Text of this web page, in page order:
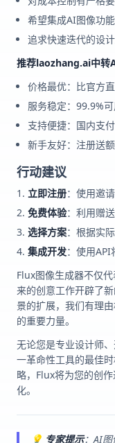
希望集成AI图像功
追求快速迭代的设
推荐laozhang.ai中转
价格最优：比官方
服务稳定：99.9%
支持便捷：国内支
新手友好：注册送
行动建议
立即注册：使用邀
免费体验：利用赠
选择方案：根据实
集成开发：使用
Flux图像生成器不仅
来的创意工作开辟了
景的扩展，我们有理
的重要力量。
无论您是专业设计师
一革命性工具的最佳
略，Flux将为您的创
化。
💡 专家提示：AI